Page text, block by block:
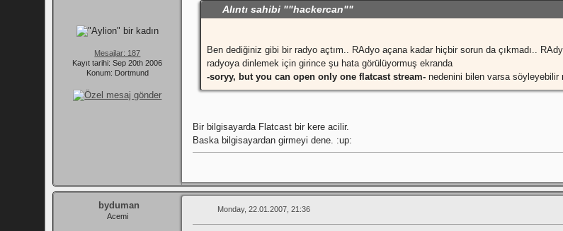
Mesajlar: 187
Kayıt tarihi: Sep 20th 2006
Konum: Dortmund
Alıntı sahibi ""hackercan""
Ben dediğiniz gibi bir radyo açtım.. RAdyo açana kadar hiçbir sorun da çıkmadı..
radyoya dinlemek için girince şu hata görülüyormuş ekranda
-soryy, but you can open only one flatcast stream-nedenini bilen varsa söyleyebilir
Bir bilgisayarda Flatcast bir kere acilir.
Baska bilgisayardan girmeyi dene. :up:
byduman
Acemi
Monday, 22.01.2007, 21:36